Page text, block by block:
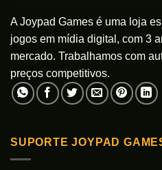
A Joypad Games é uma loja
jogos em mídia digital, com 3
mercado. Trabalhamos com
preços competitivos.
SUPORTE JOYPAD